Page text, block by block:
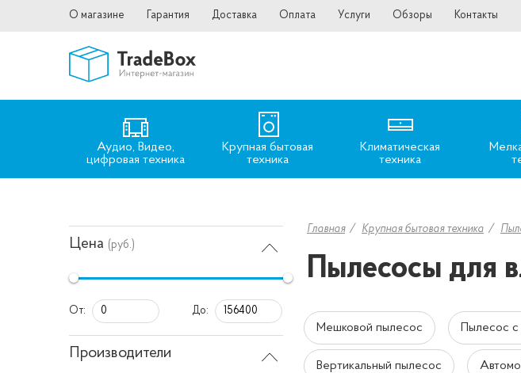
О магазине Гарантия Доставка Оплата Услуги Обзоры Контакты
Аудио, Видео,
цифровая техника
Крупная бытовая
техника
Климатическая
техника
Цена (руб.)
От: До:
Производители
Главная Крупная бытовая техника
Пылесосы для
Мешковой пылесос Пылесос
Вертикальный пылесос